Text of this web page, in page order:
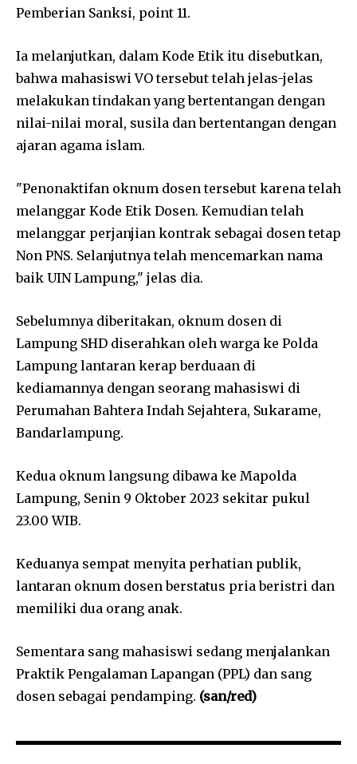
Pemberian Sanksi, point 11.
Ia melanjutkan, dalam Kode Etik itu disebutkan,
bahwa mahasiswi VO tersebut telah jelas-jelas
melakukan tindakan yang bertentangan dengan
nilai-nilai moral, susila dan bertentangan dengan
ajaran agama islam.
"Penonaktifan oknum dosen tersebut karena telah
melanggar Kode Etik Dosen. Kemudian telah
melanggar perjanjian kontrak sebagai dosen tetap
Non PNS. Selanjutnya telah mencemarkan nama
baik UIN Lampung," jelas dia.
Sebelumnya diberitakan, oknum dosen di
Lampung SHD diserahkan oleh warga ke Polda
Lampung lantaran kerap berduaan di
kediamannya dengan seorang mahasiswi di
Perumahan Bahtera Indah Sejahtera, Sukarame,
Bandarlampung.
Kedua oknum langsung dibawa ke Mapolda
Lampung, Senin 9 Oktober 2023 sekitar pukul
23.00 WIB.
Keduanya sempat menyita perhatian publik,
lantaran oknum dosen berstatus pria beristri dan
memiliki dua orang anak.
Sementara sang mahasiswi sedang menjalankan
Praktik Pengalaman Lapangan (PPL) dan sang
dosen sebagai pendamping. (san/red)